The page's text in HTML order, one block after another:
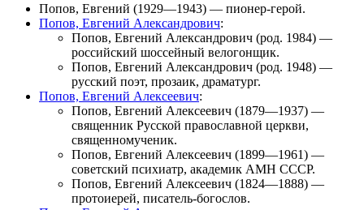
Попов, Евгений (1929—1943) — пионер-герой.
Попов, Евгений Александрович:
Попов, Евгений Александрович (род. 1984) —
российский шоссейный велогонщик.
Попов, Евгений Александрович (род. 1948) —
русский поэт, прозаик, драматург.
Попов, Евгений Алексеевич:
Попов, Евгений Алексеевич (1879—1937) —
священник Русской православной церкви,
священномученик.
Попов, Евгений Алексеевич (1899—1961) —
советский психиатр, академик АМН СССР.
Попов, Евгений Алексеевич (1824—1888) —
протоиерей, писатель-богослов.